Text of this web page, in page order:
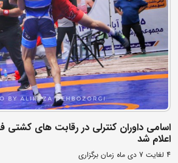
اسامی داوران کنترلی در رقابت های کشتی
اعلام شد
4 لغایت 7 دی ماه زمان برگزاری